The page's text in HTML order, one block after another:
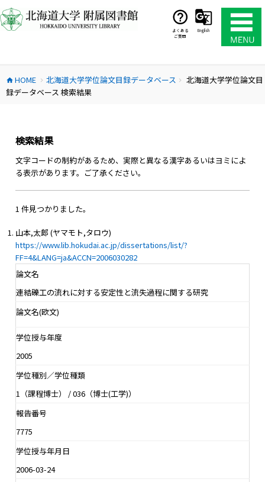
ン
テ
ス
キ
よくある
ご質問
English
home HOME chevron_right 北海道大学学位論文目録データベース chevron_right
北海道大学学位論文目
録データベース 検索結果
検索結果
文字コードの制約があるため、実際と異なる漢字あるいはヨミによ
る表示があります。ご了承ください。
1 件見つかりました。
山本,太郎 (ヤマモト,タロウ)
https://www.lib.hokudai.ac.jp/dissertations/list/?
FF=4&LANG=ja&ACCN=2006030282
論文名
連結礫工の流れに対する安定性と流失過程に関する研究
論文名(欧文)
学位授与年度
2005
学位種別／学位種類
1（課程博士） / 036（博士(工学)）
報告番号
7775
学位授与年月日
2006-03-24